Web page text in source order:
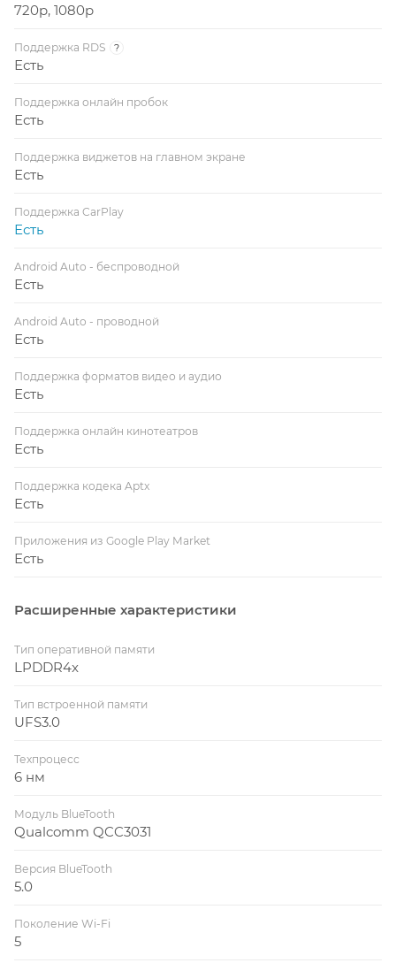
720p, 1080p
Поддержка RDS ?
Есть
Поддержка онлайн пробок
Есть
Поддержка виджетов на главном экране
Есть
Поддержка CarPlay
Есть
Android Auto - беспроводной
Есть
Android Auto - проводной
Есть
Поддержка форматов видео и аудио
Есть
Поддержка онлайн кинотеатров
Есть
Поддержка кодека Aptx
Есть
Приложения из Google Play Market
Есть
Расширенные характеристики
Тип оперативной памяти
LPDDR4x
Тип встроенной памяти
UFS3.0
Техпроцесс
6 нм
Модуль BlueTooth
Qualcomm QCC3031
Версия BlueTooth
5.0
Поколение Wi-Fi
5